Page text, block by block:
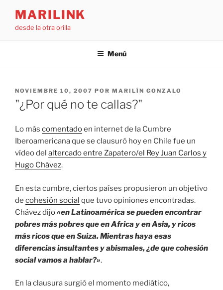
contenido
MARILINK
desde la otra orilla
Menú
PUBLICADO
EL
NOVIEMBRE 10, 2007 POR MARILÍN GONZALO
"¿Por qué no te callas?"
Lo más comentadoen internet de la Cumbre
Iberoamericana que se clausuró hoy en Chile fue un
vídeo del altercado entre Zapatero/el Rey Juan Carlos y
Hugo Chávez.
En esta cumbre, ciertos países propusieron un objetivo
de cohesión social que tuvo opiniones encontradas.
Chávez dijo«en Latinoamérica se pueden encontrar
pobres más pobres que en Africa y en Asia, y ricos
más ricos que en Suiza. Mientras haya esas
diferencias insultantes y abismales, ¿de que cohesión
social vamos a hablar?».
En la clausura surgió el momento mediático,